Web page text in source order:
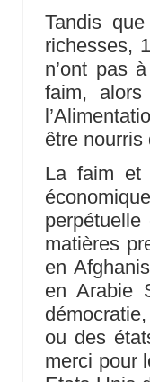
Tandis
richesses,
n’ont pas
faim, alors
être
La faim et
matières
en
en Arabie
ou des
merci pour